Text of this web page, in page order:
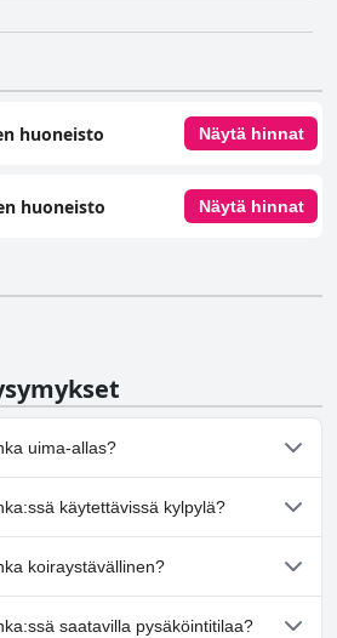
huoneisto Näytä hinnat
huoneisto Näytä hinnat
uima-allas?
uima-allasta.
käytettävissä kylpylä?
tarjoa kylpylää.
koiraystävällinen?
koiria.saatavilla pysäköintitilaa?